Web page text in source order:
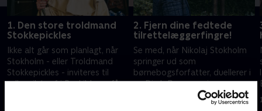
1. Den store troldmand
Stokkepickles
Ikke alt går som planlagt, når
Stokholm - eller Troldmand
Stokkepickles - inviteres til
rollespilstræf i Roskilde og får
2. Fjern dine fedtede
tilrettelæggerfingre!
Se med, når Nikolaj Stokholm
springer ud som
børnebogsforfatter, duellerer i
en Dirch Passer-quiz og
optræder med dansktop på
7. september 2020 • 28 min